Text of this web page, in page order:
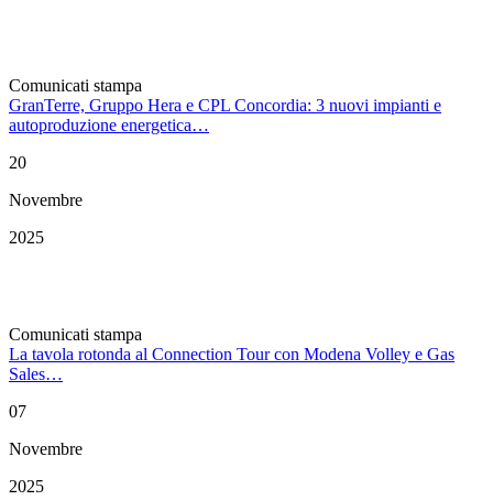
Comunicati stampa
GranTerre, Gruppo Hera e CPL Concordia: 3 nuovi impianti e
autoproduzione energetica…
20
Novembre
2025
Comunicati stampa
La tavola rotonda al Connection Tour con Modena Volley e Gas
Sales…
07
Novembre
2025